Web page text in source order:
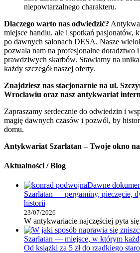
niepowtarzalnego charakteru.
Dlaczego warto nas odwiedzić?
miejsce handlu, ale i spotkań pasjonatów,
po dawnych salonach DESA. Nasze
pozwala nam na profesjonalne doradztwo
prawdziwych skarbów. Stawiamy na
każdy szczegół naszej oferty.
Znajdziesz nas stacjonarnie na ul.
Wrocławiu oraz nasz antykwariat
Zapraszamy serdecznie do odwiedzin i
magię dawnych czasów i pozwól, by
domu.
Antykwariat Szarlatan – Twoje okno na
Aktualności / Blog
Dawne
Szarlatan — pergaminy, pieczęcie,
historii
23/07/2026
W antykwariacie najczęściej pyta
Szarlatan — miejsce, w którym
Od książki za 5 zł do rzadkiego